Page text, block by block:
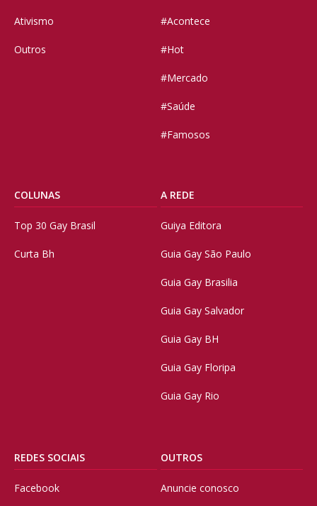
Ativismo
Outros
#Acontece
#Hot
#Mercado
#Saúde
#Famosos
COLUNAS
Top 30 Gay Brasil
Curta Bh
A REDE
Guiya Editora
Guia Gay São Paulo
Guia Gay Brasilia
Guia Gay Salvador
Guia Gay BH
Guia Gay Floripa
Guia Gay Rio
REDES SOCIAIS
Facebook
OUTROS
Anuncie conosco